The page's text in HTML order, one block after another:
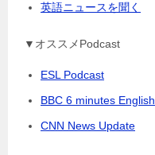
英語ニュースを聞く
▼オススメPodcast
ESL Podcast
BBC 6 minutes English
CNN News Update